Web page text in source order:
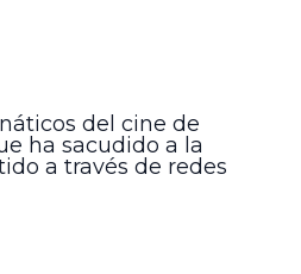
del cine de
ha sacudido a la
a través de redes